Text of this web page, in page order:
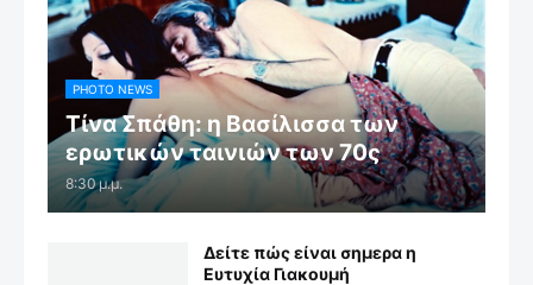
PHOTO NEWS
Τίνα Σπάθη: η Βασίλισσα των
ερωτικών ταινιών των 70ς
8:30 μ.μ.
Δείτε πώς είναι σημερα η
Ευτυχία Γιακουμή